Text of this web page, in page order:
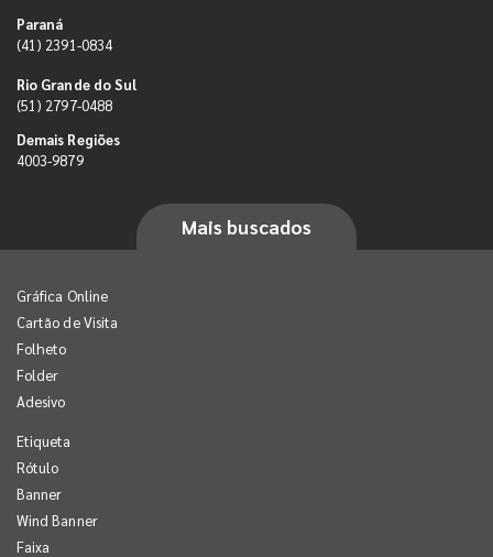
Paraná
(41) 2391-0834
Rio Grande do Sul
(51) 2797-0488
Demais Regiões
4003-9879
Mais buscados
Gráfica Online
Cartão de Visita
Folheto
Folder
Adesivo
Etiqueta
Rótulo
Banner
Wind Banner
Faixa